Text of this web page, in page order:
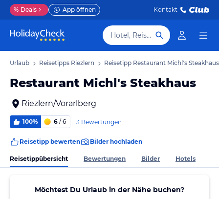
% Deals App öffnen Kontakt
Hotel, Reiseziel
Urlaub Reisetipps Riezlern Reisetipp Restaurant Michl's Steakhaus
Restaurant Michl's Steakhaus
Riezlern/Vorarlberg
100% 6 / 6 3 Bewertungen
Reisetipp bewerten Bilder hochladen
Reisetippübersicht Bewertungen Bilder Hotels
Möchtest Du Urlaub in der Nähe buchen?